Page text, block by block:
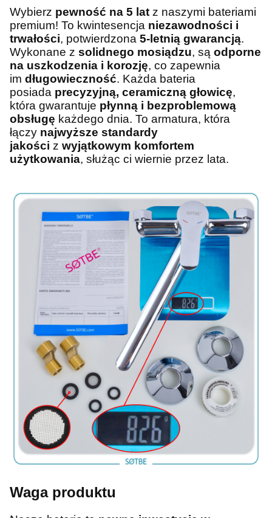
Wybierz pewność na 5 lat z naszymi bateriami
premium! To kwintesencja niezawodności i
trwałości, potwierdzona 5-letnią gwarancją.
Wykonane z solidnego mosiądzu, są odporne
na uszkodzenia i korozję, co zapewnia
im długowieczność. Każda bateria
posiada precyzyjną, ceramiczną głowicę,
która gwarantuje płynną i bezproblemową
obsługę każdego dnia. To armatura, która
łączy najwyższe standardy
jakości z wyjątkowym komfortem
użytkowania, służąc ci wiernie przez lata.
Waga produktu